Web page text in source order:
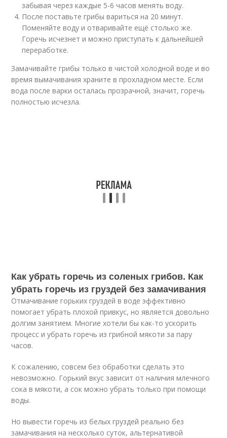
забывая через каждые 5-6 часов менять воду.
После поставьте грибы вариться на 20 минут.
Поменяйте воду и отваривайте ещё столько же.
Горечь исчезнет и можно приступать к дальнейшей
переработке.
Замачивайте грибы только в чистой холодной воде и во
время вымачивания храните в прохладном месте. Если
вода после варки осталась прозрачной, значит, горечь
полностью исчезла.
Как убрать горечь из соленых грибов. Как
убрать горечь из груздей без замачивания
Отмачивание горьких груздей в воде эффективно
помогает убрать плохой привкус, но является довольно
долгим занятием. Многие хотели бы как-то ускорить
процесс и убрать горечь из грибной мякоти за пару
часов.
К сожалению, совсем без обработки сделать это
невозможно. Горький вкус зависит от наличия млечного
сока в мякоти, а сок можно убрать только при помощи
воды.
Но вывести горечь из белых груздей реально без
замачивания на несколько суток, альтернативой